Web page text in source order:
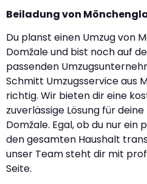
Beiladung von
Du planst einen Umzug von
Domžale und bist noch auf
passenden
Schmitt Umzugsservice aus
richtig. Wir bieten dir eine
zuverlässige Lösung für deine
Domžale. Egal, ob du nur
den gesamten Haushalt
unser Team steht dir mit
Seite.